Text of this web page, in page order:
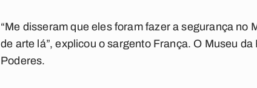
“Me disseram que eles foram fazer a segurança
de arte lá”, explicou o sargento França. O Museu
Poderes.